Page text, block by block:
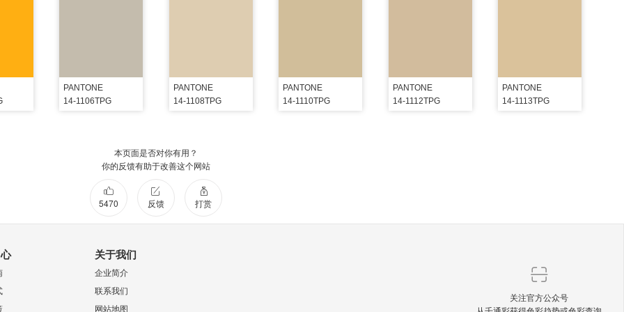
PANTONE
14-1106TPG
PANTONE
14-1108TPG
PANTONE
14-1110TPG
PANTONE
14-1112TPG
PANTONE
14-1113TPG
本页面是否对你有用？
你的反馈有助于改善这个网站
5470 反馈 打赏
关于我们
企业简介
联系我们
网站地图
关注官方公众号